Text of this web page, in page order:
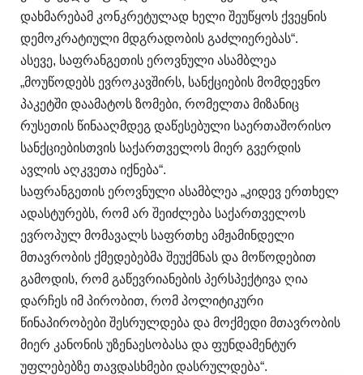
დახმარებამ კონკრეტულად ხელი შეუწყოს ქვეყნის
დემოკრატიული მდგრადობის გაძლიერებას“.
ასევე, საფრანგეთის ეროვნული ასამბლეა
„მოუწოდებს ევროკავშირს, სანქციების მომდევნო
პაკეტში დაამატოს ზომები, რომელთა მიზანიც
რუსეთის წინააღმდეგ დაწესებული საერთაშორისო
სანქციებისთვის საქართველოს მიერ გვერდის
ავლის აღკვეთა იქნება“.
საფრანგეთის ეროვნული ასამბლეა „კიდევ ერთხელ
ადასტურებს, რომ არ შეიძლება საქართველოს
ევროპულ მომავალს საფრთხე ამჟამინდელი
მთავრობის ქმედებებმა შეუქმნას და მოწოდებით
გამოდის, რომ გაწევრიანების პერსპექტივა ღია
დარჩეს იმ პირობით, რომ პოლიტიკური
წინაპირობები შესრულდება და მოქმედი მთავრობის
მიერ კანონის უზენაესობასა და ფუნდამენტურ
უფლებებზე თავდასხმები დასრულდება“.